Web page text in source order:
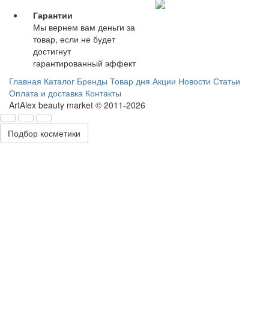
Гарантии
Мы вернем вам деньги за
товар, если не будет
достигнут
гарантированный эффект
Главная Каталог Бренды Товар дня Акции Новости Статьи
Оплата и доставка Контакты
ArtAlex beauty market © 2011-2026
Подбор косметики